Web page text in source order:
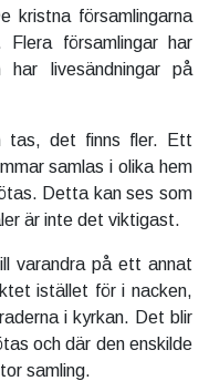
kristna församlingarna
församlingar har
livesändningar på
tas, det finns fler. Ett
samlas i olika hem
Detta kan ses som
är inte det viktigast.
varandra på ett annat
istället för i nacken,
i kyrkan. Det blir
och där den enskilde
samling.